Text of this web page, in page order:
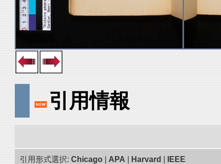
引用情報
引用形式選択: Chicago APA Harvard IEEE